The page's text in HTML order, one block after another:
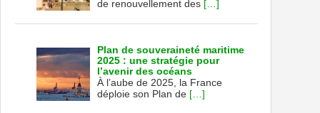
de renouvellement des […]
Plan de souveraineté maritime
2025 : une stratégie pour
l’avenir des océans
À l’aube de 2025, la France
déploie son Plan de […]